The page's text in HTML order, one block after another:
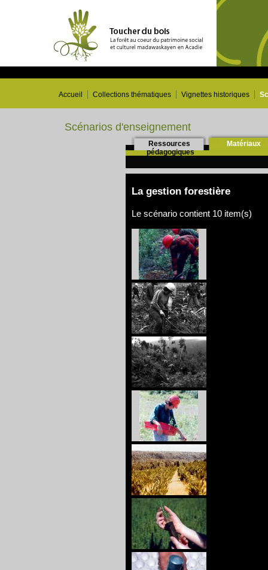
Accueil Collections thématiques Vignettes historiques
Scénarios d'enseignement
Ressources
pédagogiques
Matériaux
La gestion forestière
Le scénario contient 10 item(s)